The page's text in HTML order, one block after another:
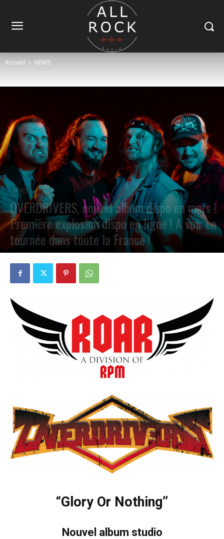
Accueil NEWS
NEWS
OVERDRIVERS, nouvel album dispo en mars !
Première explosion dispo en ligne ! A voir en
tournée dans toute la France !
PAR PETE CIRCLE 11 DÉCEMBRE 2024 0
“Glory Or Nothing”
Nouvel album studio